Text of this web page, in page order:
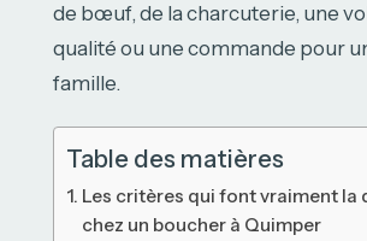
de bœuf, de la charcuterie, une
qualité ou une commande pour
famille.
Table des matières
Les critères qui font vraiment la
chez un boucher à Quimper